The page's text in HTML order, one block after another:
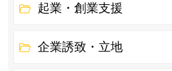
起業・創業支援
企業誘致・立地